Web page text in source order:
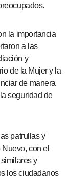
la importancia
a las
y
de la Mujer y la
de manera
seguridad de
patrullas y
con el
y
los ciudadanos